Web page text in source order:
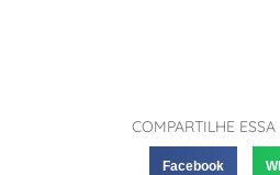
COMPARTILHE
Facebook